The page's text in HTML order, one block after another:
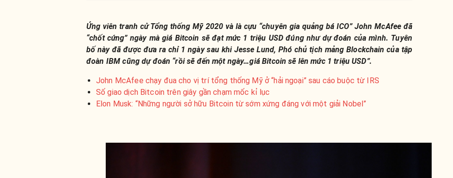
Ứng viên tranh cử Tổng thống Mỹ 2020 và là cựu “chuyên gia quảng bá ICO” John McAfee đã
“chốt cứng” ngày mà giá Bitcoin sẽ đạt mức 1 triệu USD đúng như dự đoán của mình. Tuyên
bố này đã được đưa ra chỉ 1 ngày sau khi Jesse Lund, Phó chủ tịch mảng Blockchain của tập
đoàn IBM cũng dự đoán “rồi sẽ đến một ngày…giá Bitcoin sẽ lên mức 1 triệu USD”.
John McAfee chạy đua cho vị trí tổng thống Mỹ ở “hải ngoại” sau cáo buộc từ IRS
Số giao dịch Bitcoin trên giây gần chạm mốc kỉ lục
Elon Musk: “Những người sở hữu Bitcoin từ sớm xứng đáng với một giải Nobel”